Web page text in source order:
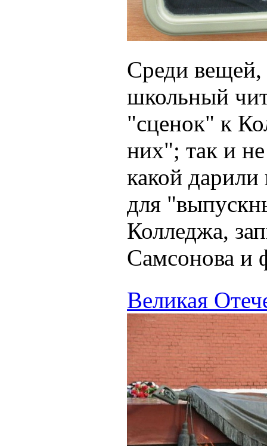
Среди вещей,
школьный
"сценок" к
них"; так и
какой
для
Колледжа,
Самсонова и
Великая